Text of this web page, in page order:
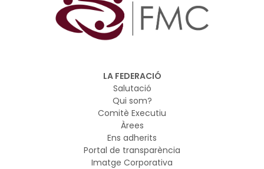
LA FEDERACIÓ
Salutació
Qui som?
Comitè Executiu
Àrees
Ens adherits
Portal de transparència
Imatge Corporativa